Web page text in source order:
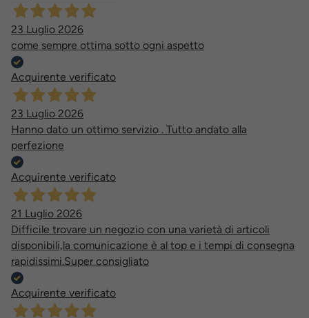
23 Luglio 2026
come sempre ottima sotto ogni aspetto
Acquirente verificato
23 Luglio 2026
Hanno dato un ottimo servizio . Tutto andato alla
perfezione
Acquirente verificato
21 Luglio 2026
Difficile trovare un negozio con una varietà di articoli
disponibili,la comunicazione è al top e i tempi di consegna
rapidissimi.Super consigliato
Acquirente verificato